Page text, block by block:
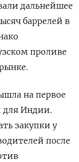
дальнейшее
баррелей в
проливе
на первое
для Индии.
закупки у
после